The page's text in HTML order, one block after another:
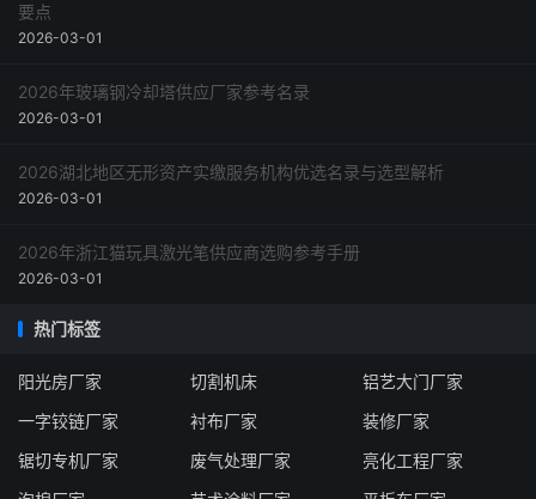
要点
2026-03-01
2026年玻璃钢冷却塔供应厂家参考名录
2026-03-01
2026湖北地区无形资产实缴服务机构优选名录与选型解析
2026-03-01
2026年浙江猫玩具激光笔供应商选购参考手册
2026-03-01
热门标签
阳光房厂家 切割机床
铝艺大门厂家
一字铰链厂家
衬布厂家
装修厂家
锯切专机厂家
废气处理厂家
亮化工程厂家